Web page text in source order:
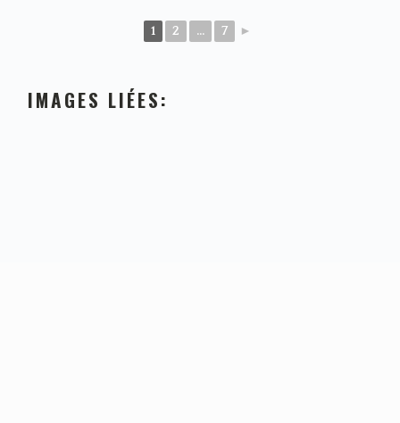
1 2 ... 7 ►
IMAGES LIÉES: